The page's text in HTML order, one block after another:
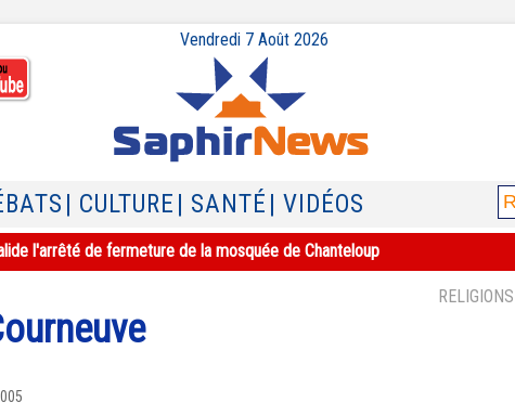
Vendredi 7 Août 2026
| CULTURE | SANTÉ | VIDÉOS
l'arrêté de fermeture de la mosquée de Chanteloup
RELIGIONS